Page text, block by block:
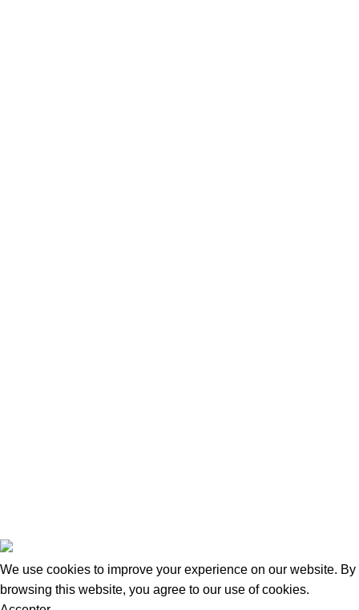
We use cookies to improve your experience on our website. By
browsing this website, you agree to our use of cookies.